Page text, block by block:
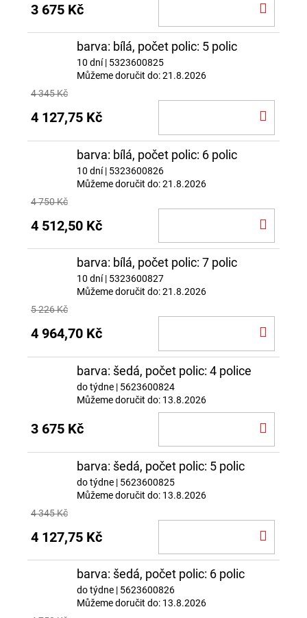
3 675 Kč
barva: bílá, počet polic: 5 polic
10 dní| 5323600825
Můžeme doručit do:21.8.2026
4 345 Kč
4 127,75 Kč
barva: bílá, počet polic: 6 polic
10 dní| 5323600826
Můžeme doručit do:21.8.2026
4 750 Kč
4 512,50 Kč
barva: bílá, počet polic: 7 polic
10 dní| 5323600827
Můžeme doručit do:21.8.2026
5 226 Kč
4 964,70 Kč
barva: šedá, počet polic: 4 police
do týdne | 5623600824
Můžeme doručit do: 13.8.2026
3 675 Kč
barva: šedá, počet polic: 5 polic
do týdne | 5623600825
Můžeme doručit do: 13.8.2026
4 345 Kč
4 127,75 Kč
barva: šedá, počet polic: 6 polic
do týdne | 5623600826
Můžeme doručit do: 13.8.2026